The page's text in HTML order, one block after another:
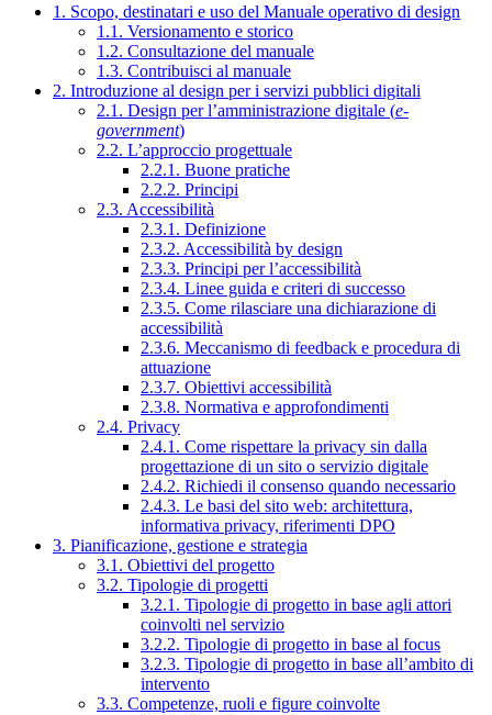
1. Scopo, destinatari e uso del Manuale operativo di design
1.1. Versionamento e storico
1.2. Consultazione del manuale
1.3. Contribuisci al manuale
2. Introduzione al design per i servizi pubblici digitali
2.1. Design per l’amministrazione digitale (e-
government)
2.2. L’approccio progettuale
2.2.1. Buone pratiche
2.2.2. Principi
2.3. Accessibilità
2.3.1. Definizione
2.3.2. Accessibilità by design
2.3.3. Principi per l’accessibilità
2.3.4. Linee guida e criteri di successo
2.3.5. Come rilasciare una dichiarazione di
accessibilità
2.3.6. Meccanismo di feedback e procedura di
attuazione
2.3.7. Obiettivi accessibilità
2.3.8. Normativa e approfondimenti
2.4. Privacy
2.4.1. Come rispettare la privacy sin dalla
progettazione di un sito o servizio digitale
2.4.2. Richiedi il consenso quando necessario
2.4.3. Le basi del sito web: architettura,
informativa privacy, riferimenti DPO
3. Pianificazione, gestione e strategia
3.1. Obiettivi del progetto
3.2. Tipologie di progetti
3.2.1. Tipologie di progetto in base agli attori
coinvolti nel servizio
3.2.2. Tipologie di progetto in base al focus
3.2.3. Tipologie di progetto in base all’ambito di
intervento
3.3. Competenze, ruoli e figure coinvolte